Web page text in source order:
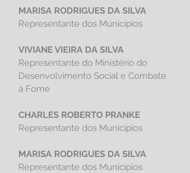
MARISA RODRIGUES DA SILVA
Representante dos Municípios
VIVIANE VIEIRA DA SILVA
Representante do Ministério do
Desenvolvimento Social e Combate
à Fome
CHARLES ROBERTO PRANKE
Representante dos Municípios
MARISA RODRIGUES DA SILVA
Representante dos Municípios